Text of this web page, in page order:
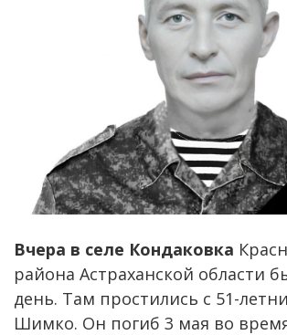
Вчера в селе Кондаковка
района Астраханской области
день. Там простились с 51-
Шимко. Он погиб 3 мая во